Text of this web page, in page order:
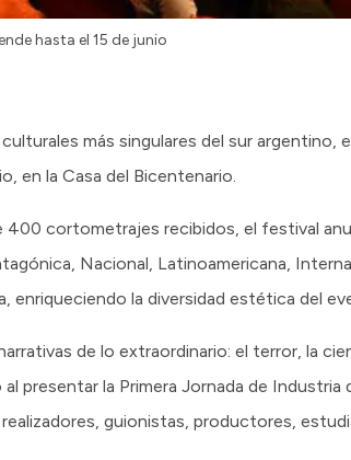
hasta el 15 de junio
más singulares del sur argentino,
en la Casa del Bicentenario.
cortometrajes recibidos, el festival
Nacional, Latinoamericana,
enriqueciendo la diversidad estética del
de lo extraordinario: el terror, la
presentar la Primera Jornada de
guionistas, productores,